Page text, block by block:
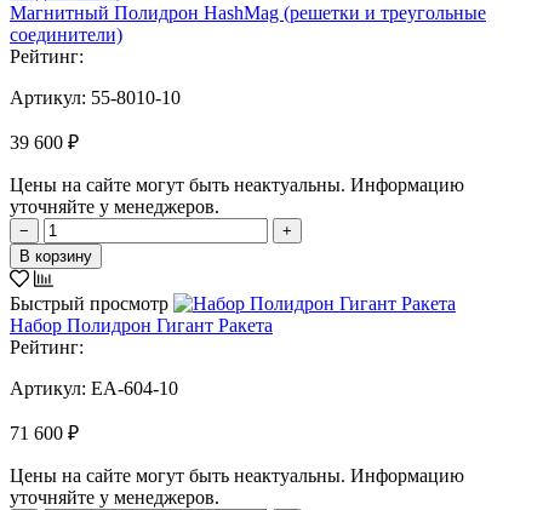
Магнитный Полидрон HashMag (решетки и треугольные
соединители)
Рейтинг:
Артикул: 55-8010-10
39 600 ₽
Цены на сайте могут быть неактуальны. Информацию
уточняйте у менеджеров.
−
+
В корзину
Быстрый просмотр
Набор Полидрон Гигант Ракета
Рейтинг:
Артикул: EA-604-10
71 600 ₽
Цены на сайте могут быть неактуальны. Информацию
уточняйте у менеджеров.